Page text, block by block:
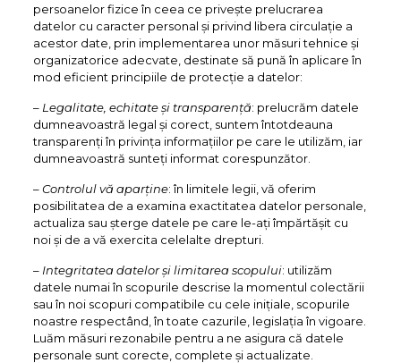
persoanelor fizice în ceea ce privește prelucrarea
datelor cu caracter personal și privind libera circulație a
acestor date, prin implementarea unor măsuri tehnice și
organizatorice adecvate, destinate să pună în aplicare în
mod eficient principiile de protecție a datelor:
– Legalitate, echitate și transparență: prelucrăm datele
dumneavoastră legal și corect, suntem întotdeauna
transparenți în privința informațiilor pe care le utilizăm, iar
dumneavoastră sunteți informat corespunzător.
–Controlul vă aparține: în limitele legii, vă oferim
posibilitatea de a examina exactitatea datelor personale,
actualiza sau șterge datele pe care le-ați împărtășit cu
noi și de a vă exercita celelalte drepturi.
– Integritatea datelor și limitarea scopului: utilizăm
datele numai în scopurile descrise la momentul colectării
sau în noi scopuri compatibile cu cele inițiale, scopurile
noastre respectând, în toate cazurile, legislația în vigoare.
Luăm măsuri rezonabile pentru a ne asigura că datele
personale sunt corecte, complete și actualizate.